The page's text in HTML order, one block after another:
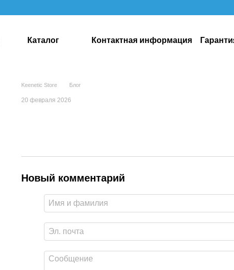
Каталог Контактная информация
Keenetic Store Блог
20 февраля 2026
Новый комментарий